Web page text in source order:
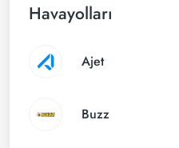
Havayolları
Ajet
Buzz